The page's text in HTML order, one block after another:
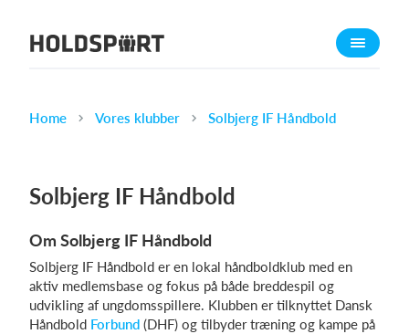
Om Holdsport
Funktioner
Kalender
Kontingentopkrævning
Hjemmeside
Webshop
Home Vores klubber Solbjerg IF Håndbold
Solbjerg IF Håndbold
Om Solbjerg IF Håndbold
Solbjerg IF Håndbold er en lokal håndboldklub med en
aktiv medlemsbase og fokus på både breddespil og
udvikling af ungdomsspillere. Klubben er tilknyttet Dansk
Håndbold Forbund (DHF) og tilbyder træning og kampe på